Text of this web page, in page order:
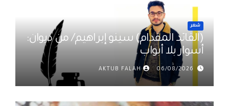
شعر
(القائد المقدام) سينو إبراهيم/ من ديوان:
أسوار بلا أبواب
06/08/2026
AKTUB FALAH